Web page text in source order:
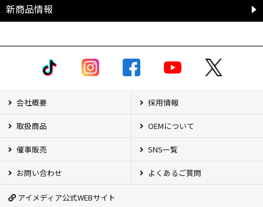
新商品情報
会社概要 採用情報
取扱商品 OEMについて
催事販売 SNS一覧
お問い合わせ よくあるご質問
アイメディア公式WEBサイト